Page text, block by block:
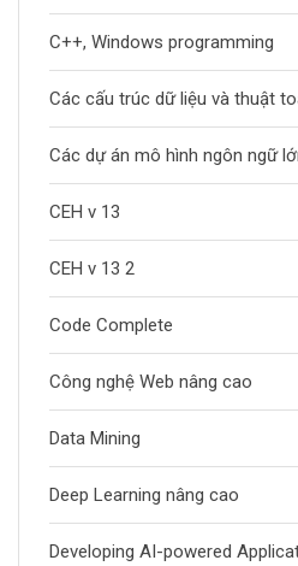
C++, Windows programming
Các cấu trúc dữ liệu và thuật
Các dự án mô hình ngôn ngữ
CEH v 13
CEH v 13 2
Code Complete
Công nghệ Web nâng cao
Data Mining
Deep Learning nâng cao
Developing AI-powered